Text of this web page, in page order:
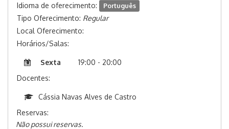
Idioma de oferecimento: Português
Tipo Oferecimento: Regular
Local Oferecimento:
Horários/Salas:
Sexta
19:00 - 20:00
Docentes:
Cássia Navas Alves de Castro
Reservas:
Não possui reservas.